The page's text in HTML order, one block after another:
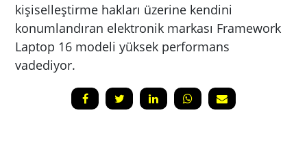
kişiselleştirme hakları üzerine kendini
konumlandıran elektronik markası Framework
Laptop 16 modeli yüksek performans
vadediyor.